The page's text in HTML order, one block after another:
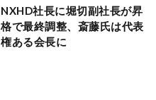
NXHD社長に堀切副社長が昇
格で最終調整、斎藤氏は代表
権ある会長に